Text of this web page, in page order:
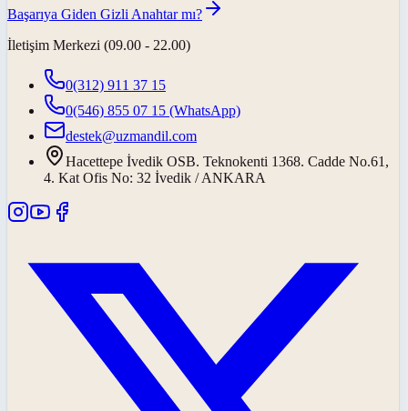
Başarıya Giden Gizli Anahtar mı?
İletişim Merkezi (09.00 - 22.00)
0(312) 911 37 15
0(546) 855 07 15 (WhatsApp)
destek@uzmandil.com
Hacettepe İvedik OSB. Teknokenti 1368. Cadde No.61,
4. Kat Ofis No: 32 İvedik / ANKARA